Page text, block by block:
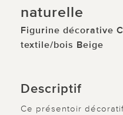
naturelle
Figurine décorative
textile/bois Beige
Descriptif
Ce présentoir